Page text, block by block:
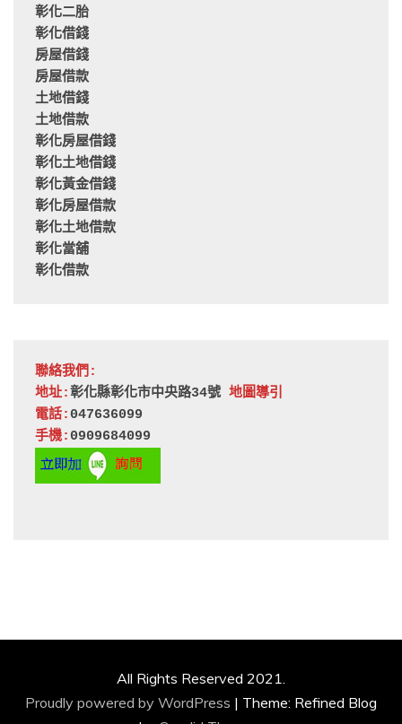
彰化二胎
彰化借錢
房屋借錢
房屋借款
土地借錢
土地借款
彰化房屋借錢
彰化土地借錢
彰化黃金借錢
彰化房屋借款
彰化土地借款
彰化當舖
彰化借款
聯絡我們:
地址:彰化縣彰化市中央路34號 地圖導引
電話: 047636099
手機: 0909684099
All Rights Reserved 2021.
Proudly powered by WordPress | Theme: Refined Blog